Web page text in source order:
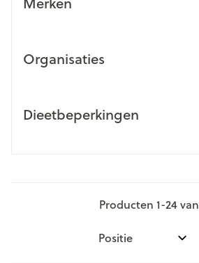
Organisaties
Dieetbeperkingen
Producten 1-24van
Sorteer op: